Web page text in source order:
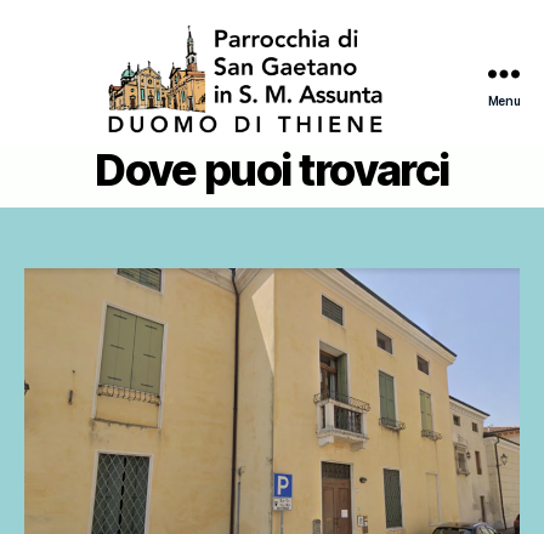
Menu
Dove puoi trovarci